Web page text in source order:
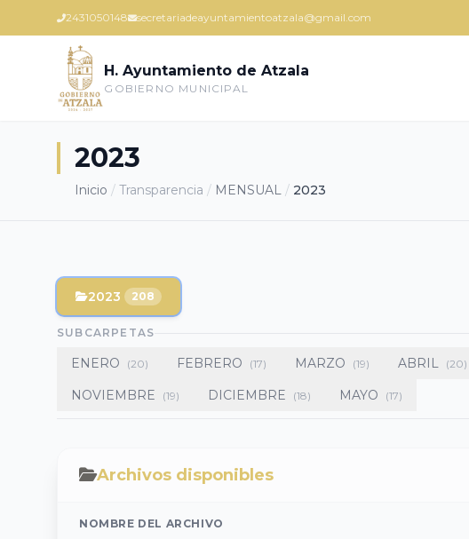
2431050148 secretariadeayuntamientoatzala@gmail.com
H. Ayuntamiento de Atzala
GOBIERNO MUNICIPAL
2023
Inicio / Transparencia / MENSUAL / 2023
2023 208
SUBCARPETAS
ENERO (20) FEBRERO (17) MARZO (19) ABRIL (20)
NOVIEMBRE (19) DICIEMBRE (18) MAYO (17)
Archivos disponibles
NOMBRE DEL ARCHIVO